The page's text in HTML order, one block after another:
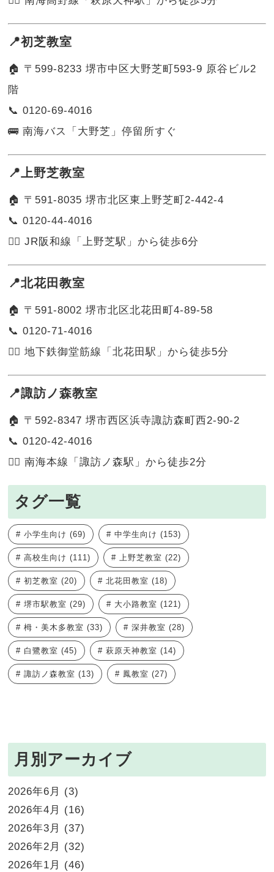
📍初芝教室
🏠 〒599-8233 堺市中区大野芝町593-9 原谷ビル2
階
📞 0120-69-4016
🚌 南海バス「大野芝」停留所すぐ
📍上野芝教室
🏠 〒591-8035 堺市北区東上野芝町2-442-4
📞 0120-44-4016
🚶‍♂️ JR阪和線「上野芝駅」から徒歩6分
📍北花田教室
🏠 〒591-8002 堺市北区北花田町4-89-58
📞 0120-71-4016
🚶‍♀️ 地下鉄御堂筋線「北花田駅」から徒歩5分
📍諏訪ノ森教室
🏠 〒592-8347 堺市西区浜寺諏訪森町西2-90-2
📞 0120-42-4016
🚶‍♂️ 南海本線「諏訪ノ森駅」から徒歩2分
タグ一覧
小学生向け(69) 中学生向け(153)
高校生向け(111) 上野芝教室(22)
初芝教室(20) 北花田教室(18)
堺市駅教室(29) 大小路教室(121)
栂・美木多教室(33) 深井教室(28)
白鷺教室(45) 萩原天神教室(14)
諏訪ノ森教室(13) 鳳教室(27)
月別アーカイブ
2026年6月
(3)
2026年4月
(16)
2026年3月
(37)
2026年2月
(32)
2026年1月
(46)